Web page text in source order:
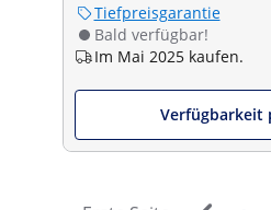
Tiefpreisgarantie
Bald verfügbar!
Im Mai 2025 kaufen.
Verfügbarkeit